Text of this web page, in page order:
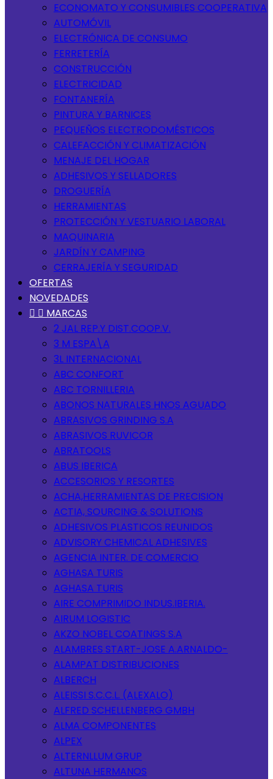
ECONOMATO Y CONSUMIBLES COOPERATIVA
AUTOMÓVIL
ELECTRÓNICA DE CONSUMO
FERRETERÍA
CONSTRUCCIÓN
ELECTRICIDAD
FONTANERÍA
PINTURA Y BARNICES
PEQUEÑOS ELECTRODOMÉSTICOS
CALEFACCIÓN Y CLIMATIZACIÓN
MENAJE DEL HOGAR
ADHESIVOS Y SELLADORES
DROGUERÍA
HERRAMIENTAS
PROTECCIÓN Y VESTUARIO LABORAL
MAQUINARIA
JARDÍN Y CAMPING
CERRAJERÍA Y SEGURIDAD
OFERTAS
NOVEDADES
  MARCAS
2 JAL REP.Y DIST.COOP.V.
3 M ESPA\A
3L INTERNACIONAL
ABC CONFORT
ABC TORNILLERIA
ABONOS NATURALES HNOS AGUADO
ABRASIVOS GRINDING S.A
ABRASIVOS RUVICOR
ABRATOOLS
ABUS IBERICA
ACCESORIOS Y RESORTES
ACHA,HERRAMIENTAS DE PRECISION
ACTIA, SOURCING & SOLUTIONS
ADHESIVOS PLASTICOS REUNIDOS
ADVISORY CHEMICAL ADHESIVES
AGENCIA INTER. DE COMERCIO
AGHASA TURIS
AGHASA TURIS
AIRE COMPRIMIDO INDUS.IBERIA.
AIRUM LOGISTIC
AKZO NOBEL COATINGS S.A
ALAMBRES START-JOSE A.ARNALDO-
ALAMPAT DISTRIBUCIONES
ALBERCH
ALEISSI S.C.C.L. (ALEXALO)
ALFRED SCHELLENBERG GMBH
ALMA COMPONENTES
ALPEX
ALTERNLLUM GRUP
ALTUNA HERMANOS